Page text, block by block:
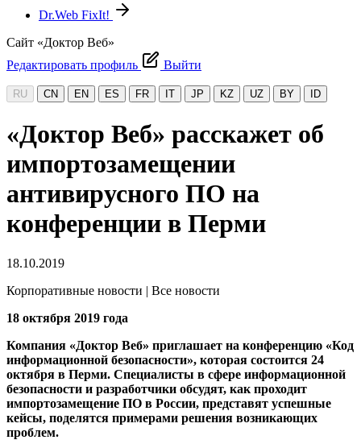
Dr.Web FixIt!
Сайт «Доктор Веб»
Редактировать профиль
Выйти
RU CN EN ES FR IT JP KZ UZ BY ID
«Доктор Веб» расскажет об
импортозамещении
антивирусного ПО на
конференции в Перми
18.10.2019
Корпоративные новости | Все новости
18 октября 2019 года
Компания «Доктор Веб» приглашает на конференцию «Код
информационной безопасности», которая состоится 24
октября в Перми. Специалисты в сфере информационной
безопасности и разработчики обсудят, как проходит
импортозамещение ПО в России, представят успешные
кейсы, поделятся примерами решения возникающих
проблем.